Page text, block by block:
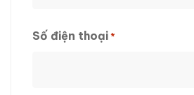
PHÒNG TRỌ GẦN IUH – NỘI
NGAY ĐƯỜNG LÊ ĐỨC THỌ